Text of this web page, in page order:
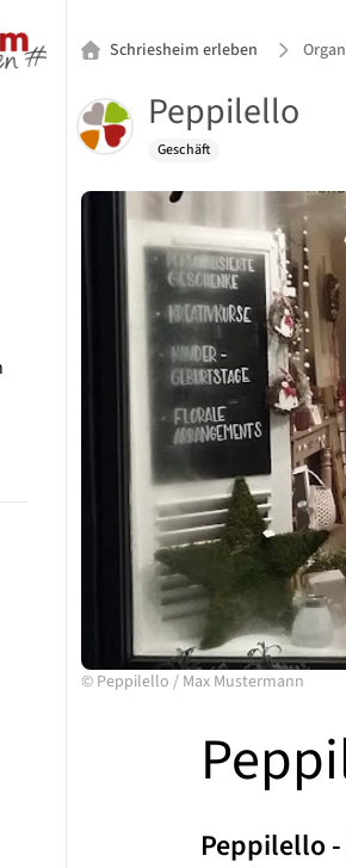
Schriesheim erleben
Peppilello
Geschäft
© Peppilello / Max Mustermann
Peppilello -